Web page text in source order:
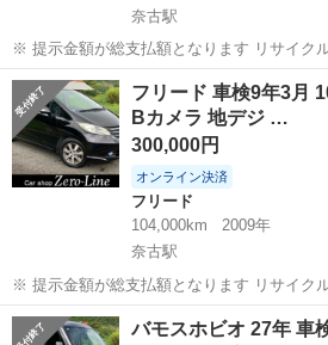
奈古駅
※ 提示金額が総支払額となります リサイク
まず支払い能力がない、約束を守れない、
らない質問、値引き交渉をされる方はコメ
ださい。もしされた場合はブロッ...
山口 萩市 奈古駅 ステップワゴ
フリード 車検9年3月
Bカメラ 地デジ …
300,000円
オンライン決済
フリード
104,000km
2009年
奈古駅
※ 提示金額が総支払額となります リサイク
いきなりの購入はキャンセルさせて頂きま
ます。 まず支払い能力がない、約束を守れない、調べれば分かること
山口 萩市 フリード
バモスホビオ 27年 車